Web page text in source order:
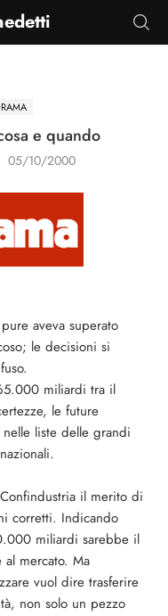
e quando
05/10/2000
aveva superato
le decisioni si
miliardi tra il
le future
liste delle grandi
il merito di
corretti. Indicando
miliardi sarebbe il
mercato. Ma
vuol dire trasferire
non solo un pezzo